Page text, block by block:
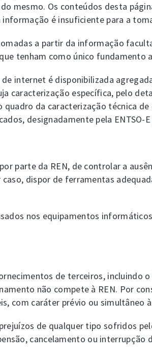
mesmo. Os conteúdos desta
é insuficiente para a
a partir da informação
tenham como único fundamento
internet é disponibilizada
caracterização específica, pelo
da caracterização técnica
designadamente pela ENTSO-
parte da REN, de controlar a
dispor de ferramentas
nos equipamentos
de terceiros, incluindo
não compete à REN. Por
com caráter prévio ou simultâneo
de qualquer tipo sofridos
cancelamento ou